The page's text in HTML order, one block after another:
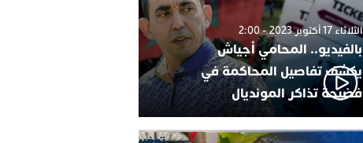
الثلاثاء 17 أكتوبر 2023 - 2:00
بالفيديو.. المحامي أجياش
يكشف تفاصيل المحاكمة في
فضيحة تذاكر المونديال